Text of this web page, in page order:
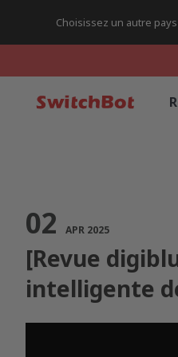
Choisissez un autre
02 APR 2025
[Revue
intelligente